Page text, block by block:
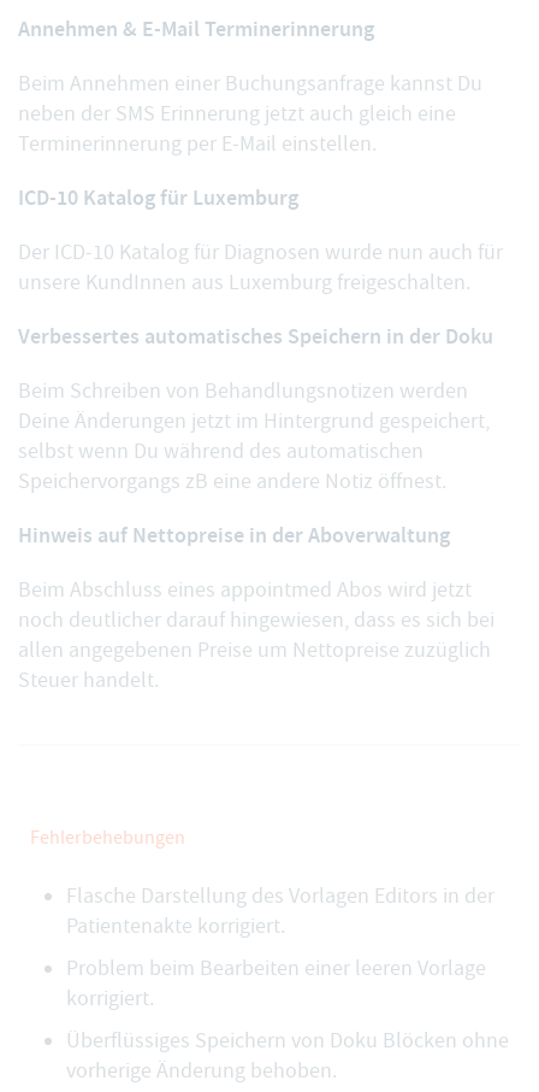
Annehmen & E-Mail Terminerinnerung
Beim Annehmen einer Buchungsanfrage kannst Du
neben der SMS Erinnerung jetzt auch gleich eine
Terminerinnerung per E-Mail einstellen.
ICD-10 Katalog für Luxemburg
Der ICD-10 Katalog für Diagnosen wurde nun auch für
unsere KundInnen aus Luxemburg freigeschalten.
Verbessertes automatisches Speichern in der Doku
Beim Schreiben von Behandlungsnotizen werden
Deine Änderungen jetzt im Hintergrund gespeichert,
selbst wenn Du während des automatischen
Speichervorgangs zB eine andere Notiz öffnest.
Hinweis auf Nettopreise in der Aboverwaltung
Beim Abschluss eines appointmed Abos wird jetzt
noch deutlicher darauf hingewiesen, dass es sich bei
allen angegebenen Preise um Nettopreise zuzüglich
Steuer handelt.
Fehlerbehebungen
Flasche Darstellung des Vorlagen Editors in der
Patientenakte korrigiert.
Problem beim Bearbeiten einer leeren Vorlage
korrigiert.
Überflüssiges Speichern von Doku Blöcken ohne
vorherige Änderung behoben.